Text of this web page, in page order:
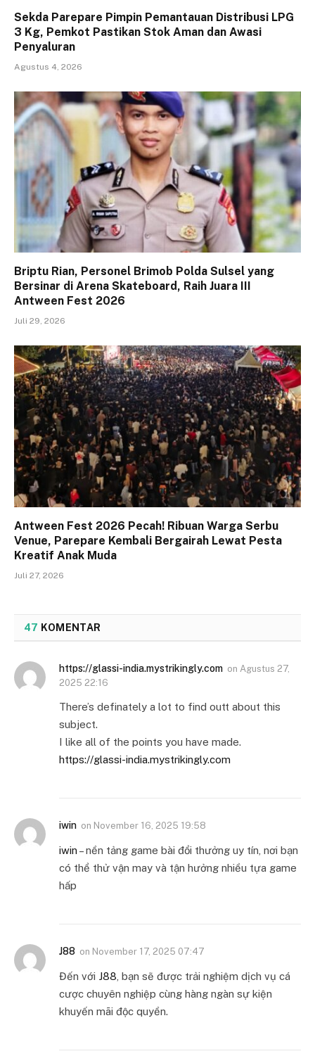
Sekda Parepare Pimpin Pemantauan Distribusi LPG
3 Kg, Pemkot Pastikan Stok Aman dan Awasi
Penyaluran
Agustus 4, 2026
Briptu Rian, Personel Brimob Polda Sulsel yang
Bersinar di Arena Skateboard, Raih Juara III
Antween Fest 2026
Juli 29, 2026
Antween Fest 2026 Pecah! Ribuan Warga Serbu
Venue, Parepare Kembali Bergairah Lewat Pesta
Kreatif Anak Muda
Juli 27, 2026
47 KOMENTAR
https://glassi-india.mystrikingly.com on Agustus 27,
2025 22:16
There’s definately a lot to find outt about this
subject.
I like all of the points you have made.
https://glassi-india.mystrikingly.com
iwin on November 16, 2025 19:58
iwin – nền tảng game bài đổi thưởng uy tín, nơi bạn
có thể thử vận may và tận hưởng nhiều tựa game
hấp
J88 on November 17, 2025 07:47
Đến với J88 , bạn sẽ được trải nghiệm dịch vụ cá
cược chuyên nghiệp cùng hàng ngàn sự kiện
khuyến mãi độc quyền.